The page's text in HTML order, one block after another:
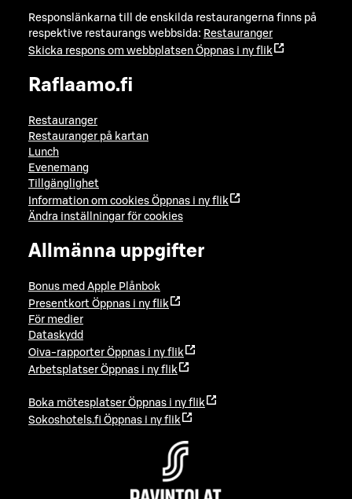
Responslänkarna till de enskilda restaurangerna finns på
respektive restaurangs webbsida: Restauranger
Skicka respons om webbplatsen Öppnas i ny flik
Raflaamo.fi
Restauranger
Restauranger på kartan
Lunch
Evenemang
Tillgänglighet
Information om cookies Öppnas i ny flik
Ändra inställningar för cookies
Allmänna uppgifter
Bonus med Apple Plånbok
Presentkort Öppnas i ny flik
För medier
Dataskydd
Oiva-rapporter Öppnas i ny flik
Arbetsplatser Öppnas i ny flik
Boka mötesplatser Öppnas i ny flik
Sokoshotels.fi Öppnas i ny flik